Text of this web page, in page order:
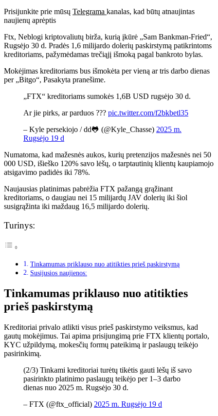
Prisijunkite prie mūsų Telegrama kanalas, kad būtų atnaujintas
naujienų aprėptis
Ftx, Neblogi kriptovaliutų birža, kurią įkūrė „Sam Bankman-Fried“,
Rugsėjo 30 d. Pradės 1,6 milijardo dolerių paskirstymą patikrintoms
kreditoriams, pažymėdamas trečiąjį išmoką pagal bankroto bylas.
Mokėjimas kreditoriams bus išmokėta per vieną ar tris darbo dienas
per „Bitgo“, Pasakyta pranešime.
„FTX“ kreditoriams sumokės 1,6B USD rugsėjo 30 d.
Ar jie pirks, ar parduos ??? pic.twitter.com/f2bkbetl35
– Kyle persekiojo / dd🐸 (@Kyle_Chasse) 2025 m.
Rugsėjo 19 d
Numatoma, kad mažesnės aukos, kurių pretenzijos mažesnės nei 50
000 USD, išieško 120% savo lėšų, o tarptautinių klientų kaupiamojo
atsigavimo padidės iki 78%.
Naujausias platinimas pabrėžia FTX pažangą grąžinant
kreditoriams, o daugiau nei 15 milijardų JAV dolerių iki šiol
susigrąžinta iki maždaug 16,5 milijardo dolerių.
Turinys:
Tinkamumas priklauso nuo atitikties prieš paskirstymą
Susijusios naujienos:
Tinkamumas priklauso nuo atitikties
prieš paskirstymą
Kreditoriai privalo atlikti visus prieš paskirstymo veiksmus, kad
gautų mokėjimus. Tai apima prisijungimą prie FTX klientų portalo,
KYC užpildymą, mokesčių formų pateikimą ir paslaugų teikėjo
pasirinkimą.
(2/3) Tinkami kreditoriai turėtų tikėtis gauti lėšų iš savo
pasirinkto platinimo paslaugų teikėjo per 1–3 darbo
dienas nuo 2025 m. Rugsėjo 30 d.
– FTX (@ftx_official) 2025 m. Rugsėjo 19 d